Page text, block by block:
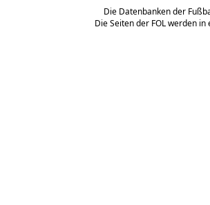
Die Datenbanken der
Die Seiten der FOL werden